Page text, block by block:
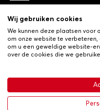
€ 40,33
Algemene
•Livraison
Wij gebruiken cookies
We kunnen deze plaatsen voor
om onze website te
om u een geweldige website-
over de cookies die we